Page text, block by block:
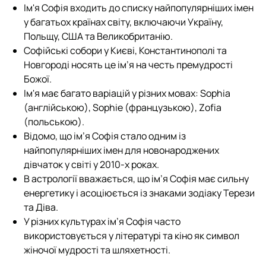
Ім'я Софія входить до списку найпопулярніших імен
у багатьох країнах світу, включаючи Україну,
Польщу, США та Великобританію.
Софійські собори у Києві, Константинополі та
Новгороді носять це ім’я на честь премудрості
Божої.
Ім'я має багато варіацій у різних мовах: Sophia
(англійською), Sophie (французькою), Zofia
(польською).
Відомо, що ім’я Софія стало одним із
найпопулярніших імен для новонароджених
дівчаток у світі у 2010-х роках.
В астрології вважається, що ім’я Софія має сильну
енергетику і асоціюється із знаками зодіаку Терези
та Діва.
У різних культурах ім’я Софія часто
використовується у літературі та кіно як символ
жіночої мудрості та шляхетності.